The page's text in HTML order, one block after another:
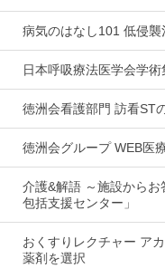
病気のはなし101 低侵
日本呼吸療法医学会学
徳洲会看護部門 訪看ST
徳洲会グループ WEB医
介護&解語 ～施設から
包括支援センター」
おくすりレクチャー ア
薬剤を選択